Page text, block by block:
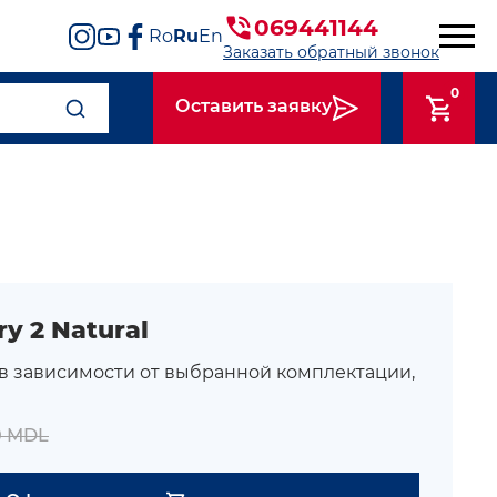
RoRuEn 069441144
Заказать обратный звонок
Оставить заявку
0
2 Natural
зависимости от выбранной комплектации,
MDL